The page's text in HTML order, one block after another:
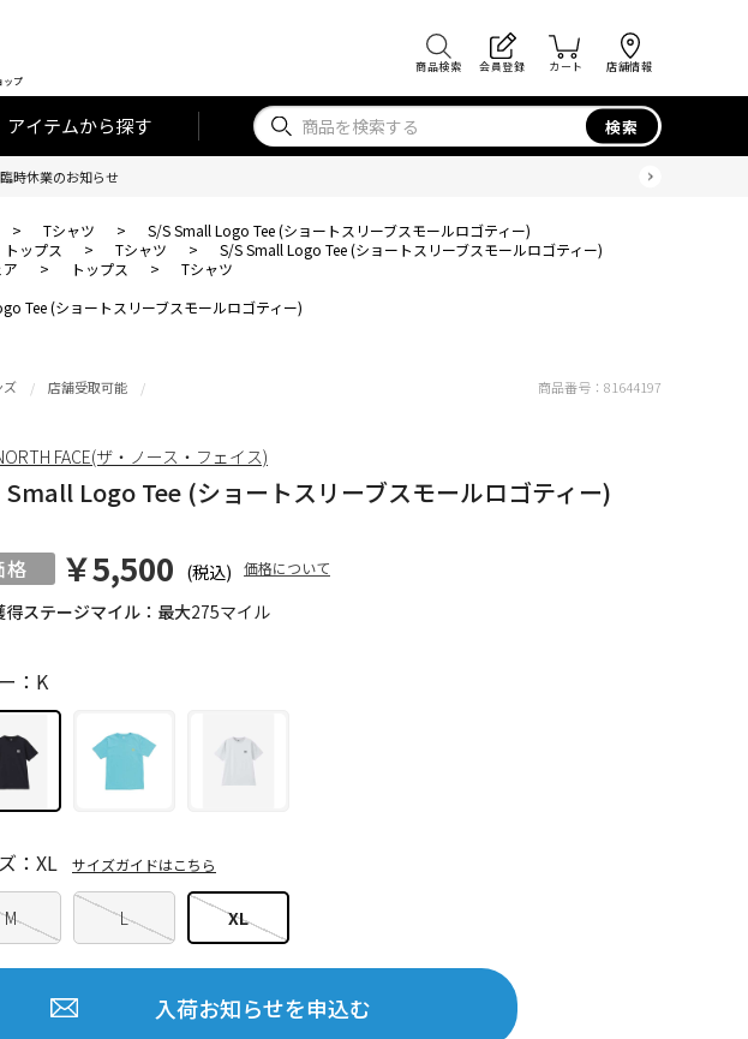
ップ
商品検索 会員登録 カート 店舗情報
アイテムから探す 検索
時休業のお知らせ
> Tシャツ >
S/S Small Logo Tee (ショートスリーブスモールロゴティー)
トップス > Tシャツ >
S/S Small Logo Tee (ショートスリーブスモールロゴティー)
> トップス >
Tシャツ
Tee (ショートスリーブスモールロゴティー)
得ステージマイル：最大275マイル
ズ 店舗受取可能
Logo Tee (ショートスリーブスモールロゴティー)
￥5,500 (税込) 価格について
：K
M L XL
：XL サイズガイドはこちら
入荷お知らせを申込む
商品番号： 81644197
FACE(ザ・ノース・フェイス)